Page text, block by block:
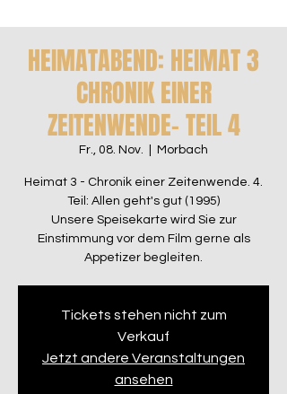
HEIMATABEND: HEIMAT 3
CHRONIK EINER
ZEITENWENDE- TEIL 4
Fr., 08. Nov. Morbach
Heimat 3 - Chronik einer Zeitenwende. 4.
Teil: Allen geht's gut (1995)
Unsere Speisekarte wird Sie zur
Einstimmung vor dem Film gerne als
Appetizer begleiten.
Tickets stehen nicht zum
Verkauf
Jetzt andere Veranstaltungen
ansehen